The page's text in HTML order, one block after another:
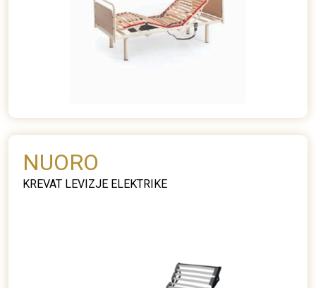
NUORO
KREVAT LEVIZJE ELEKTRIKE